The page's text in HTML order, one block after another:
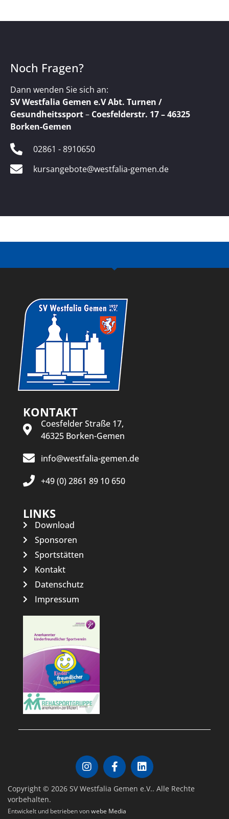
Noch Fragen?
Dann wenden Sie sich an:
SV Westfalia Gemen e.V Abt. Turnen /
Gesundheitssport– Coesfelderstr. 17 – 46325
Borken-Gemen
02861 - 8910650
kursangebote@westfalia-gemen.de​
KONTAKT
Coesfelder Straße 17,
46325 Borken-Gemen
info@westfalia-gemen.de
+49 (0) 2861 89 10 650
LINKS
Download
Sponsoren
Sportstätten
Kontakt
Datenschutz
Impressum
Copyright © 2026 SV Westfalia Gemen e.V.. Alle Rechte
vorbehalten.
Entwickelt und betrieben vonwebe Media